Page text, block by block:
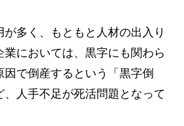
が多く、もともと人材の出入り
業においては、黒字にも関わら
因で倒産するという「黒字倒
、人手不足が死活問題となって